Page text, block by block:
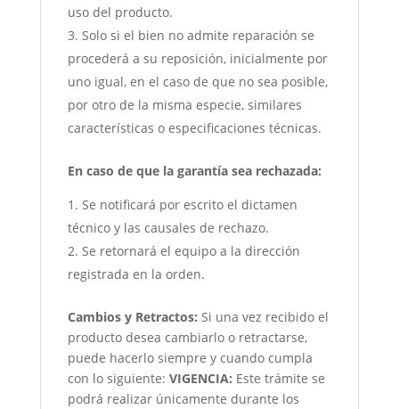
uso del producto.
Solo si el bien no admite reparación se
procederá a su reposición, inicialmente por
uno igual, en el caso de que no sea posible,
por otro de la misma especie, similares
características o especificaciones técnicas.
En caso de que la garantía sea rechazada:
Se notificará por escrito el dictamen
técnico y las causales de rechazo.
Se retornará el equipo a la dirección
registrada en la orden.
Cambios y Retractos: Si una vez recibido el
producto desea cambiarlo o retractarse,
puede hacerlo siempre y cuando cumpla
con lo siguiente: VIGENCIA: Este trámite se
podrá realizar únicamente durante los